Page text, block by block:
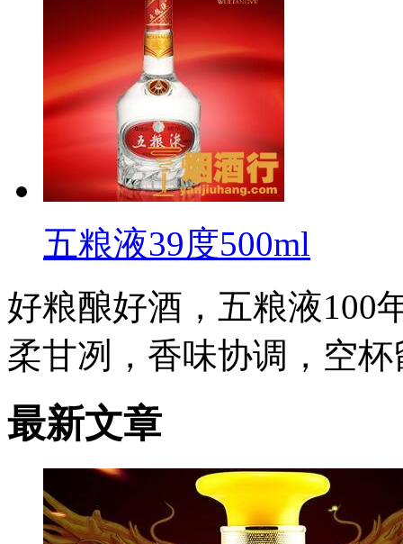
五粮液39度500ml
好粮酿好酒，五粮液100
柔甘冽，香味协调，空杯
最新文章